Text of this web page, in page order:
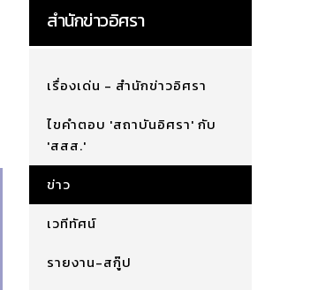
สำนักข่าวอิศรา
เรื่องเด่น - สำนักข่าวอิศรา
ไขคำตอบ 'สถาบันอิศรา' กับ
'สสส.'
ข่าว
เวทีทัศน์
รายงาน-สกู๊ป